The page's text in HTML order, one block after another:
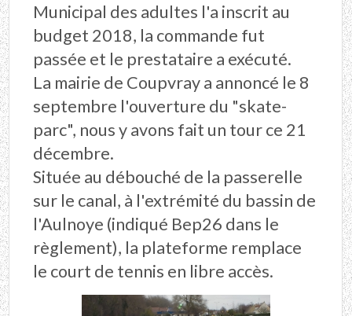
Municipal des adultes l'a inscrit au
budget 2018, la commande fut
passée et le prestataire a exécuté.
La mairie de Coupvray a annoncé le 8
septembre l'ouverture du "skate-
parc", nous y avons fait un tour ce 21
décembre.
Située au débouché de la passerelle
sur le canal, à l'extrémité du bassin de
l'Aulnoye (indiqué Bep26 dans le
règlement), la plateforme remplace
le court de tennis en libre accès.